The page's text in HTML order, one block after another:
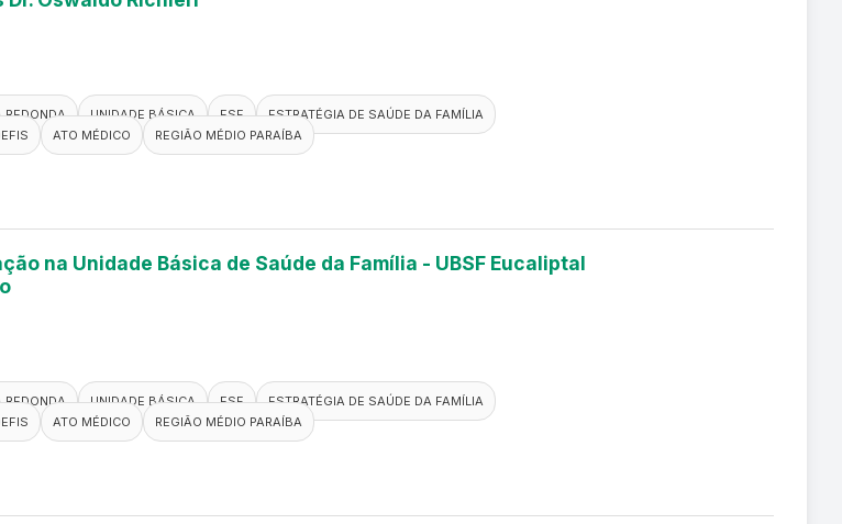
REDONDA UNIDADE BÁSICA ESF
ESTRATÉGIA DE SAÚDE DA FAMÍLIA
ATO MÉDICO REGIÃO MÉDIO PARAÍBA
na Unidade Básica de Saúde da Família - UBSF Eucaliptal
REDONDA UNIDADE BÁSICA ESF
ESTRATÉGIA DE SAÚDE DA FAMÍLIA
ATO MÉDICO REGIÃO MÉDIO PARAÍBA